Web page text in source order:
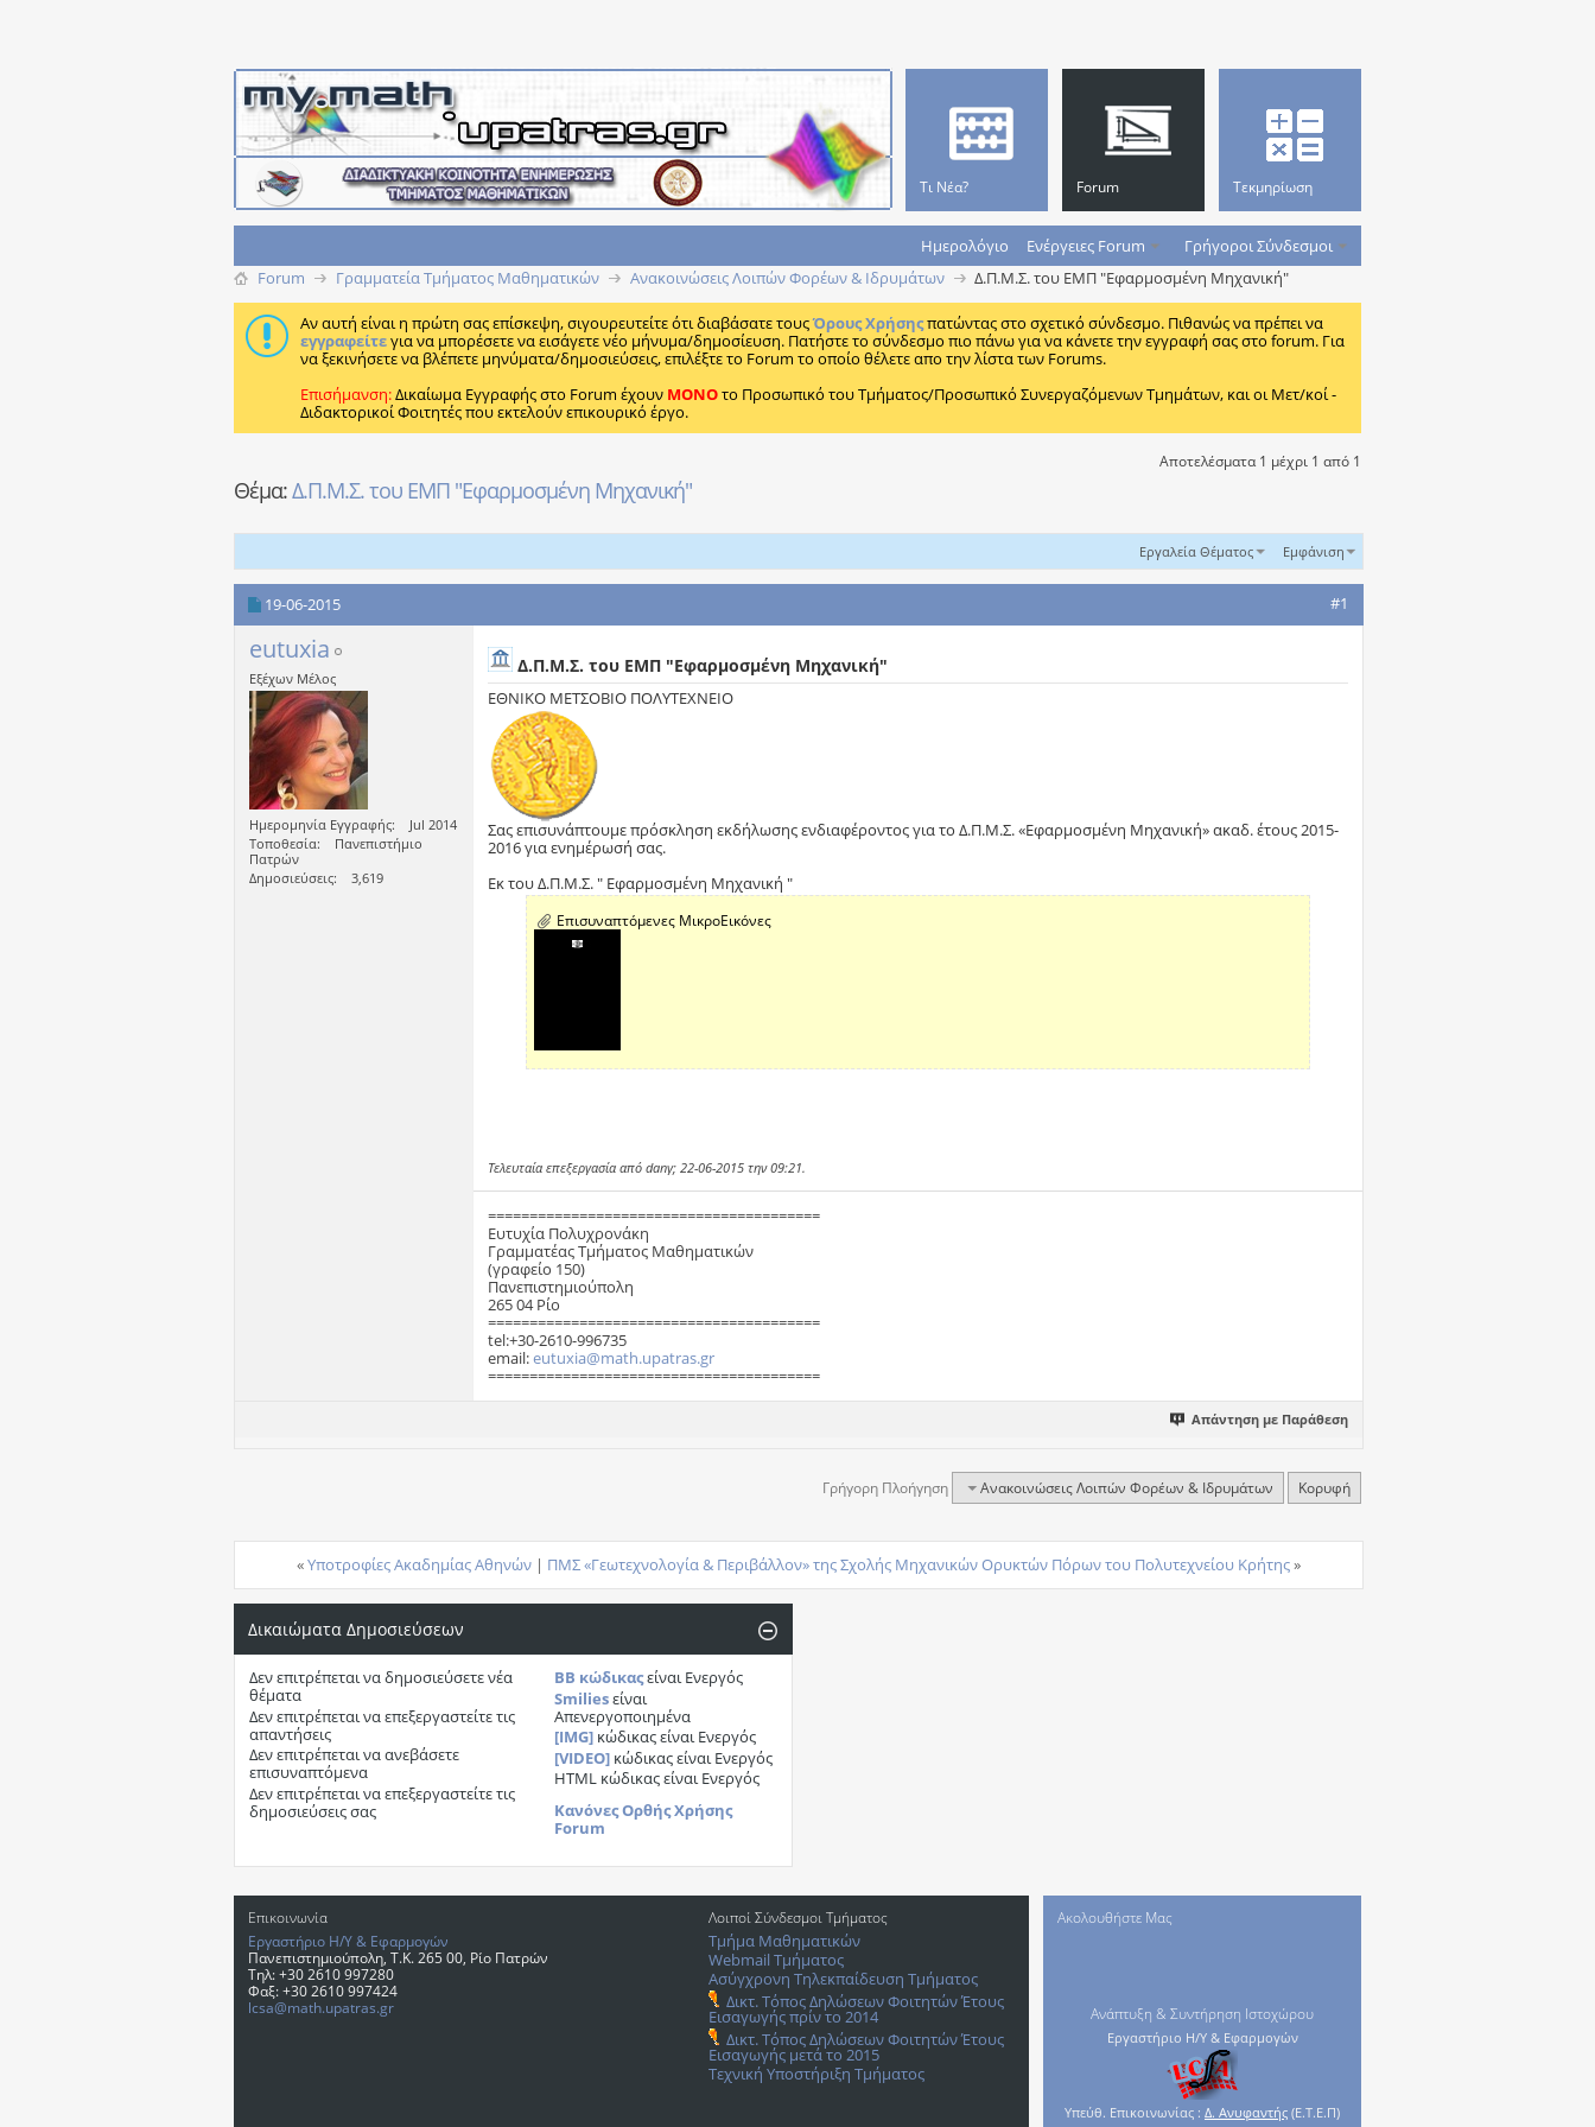
Τι Νέα? Forum
Ημερολόγιο Ενέργειες Forum Γρήγοροι Σύνδεσμοι
Τεκμηρίωση
Forum Γραμματεία Τμήματος Μαθηματικών Ανακοινώσεις Λοιπών Φορέων & Ιδρυμάτων Δ.Π.Μ.Σ. του ΕΜΠ "Εφαρμοσμένη Μηχανική"
Αν αυτή είναι η πρώτη σας επίσκεψη, σιγουρευτείτε ότι διαβάσατε τουςΌρους Χρήσηςπατώντας στο σχετικό σύνδεσμο. Πιθανώς να πρέπει να
εγγραφείτεγια να μπορέσετε να εισάγετε νέο μήνυμα/δημοσίευση. Πατήστε το σύνδεσμο πιο πάνω για να κάνετε την εγγραφή σας στο forum. Για
να ξεκινήσετε να βλέπετε μηνύματα/δημοσιεύσεις, επιλέξτε το Forum το οποίο θέλετε απο την λίστα των Forums.
Επισήμανση:Δικαίωμα Εγγραφής στο Forum έχουν MONOτο Προσωπικό του Τμήματος/Προσωπικό Συνεργαζόμενων Τμημάτων, και οι Μετ/κοί -
Διδακτορικοί Φοιτητές που εκτελούν επικουρικό έργο.
Αποτελέσματα 1 μέχρι 1 από 1
Θέμα:Δ.Π.Μ.Σ. του ΕΜΠ "Εφαρμοσμένη Μηχανική"
Εργαλεία Θέματος Εμφάνιση
19-06-2015 #1
eutuxia
Εξέχων Μέλος
Ημερομηνία Εγγραφής
Jul 2014
Τοποθεσία
Πανεπιστήμιο
Πατρών
Δημοσιεύσεις
3,619
Δ.Π.Μ.Σ. του ΕΜΠ "Εφαρμοσμένη Μηχανική"
ΕΘΝΙΚΟ ΜΕΤΣΟΒΙΟ ΠΟΛΥΤΕΧΝΕΙΟ
Σας επισυνάπτουμε πρόσκληση εκδήλωσης ενδιαφέροντος για το Δ.Π.Μ.Σ. «Εφαρμοσμένη Μηχανική» ακαδ. έτους 2015-
2016 για ενημέρωσή σας.
Εκ του Δ.Π.Μ.Σ. " Εφαρμοσμένη Μηχανική "
Επισυναπτόμενες ΜικροΕικόνες
Τελευταία επεξεργασία από dany; 22-06-2015 την09:21.
========================================
Ευτυχία Πολυχρονάκη
Γραμματέας Τμήματος Μαθηματικών
(γραφείο 150)
Πανεπιστημιούπολη
265 04 Ρίο
========================================
tel:+30-2610-996735
email:eutuxia@math.upatras.gr
========================================
Απάντηση με Παράθεση
Γρήγορη Πλοήγηση Ανακοινώσεις Λοιπών Φορέων & Ιδρυμάτων Κορυφή
«Υποτροφίες Ακαδημίας Αθηνών | ΠΜΣ «Γεωτεχνολογία & Περιβάλλον» της Σχολής Μηχανικών Ορυκτών Πόρων του Πολυτεχνείου Κρήτης»
Δικαιώματα Δημοσιεύσεων
Δεν επιτρέπεταινα δημοσιεύσετε νέα
θέματα
Δεν επιτρέπεταινα επεξεργαστείτε τις
απαντήσεις
Δεν επιτρέπεταινα ανεβάσετε
επισυναπτόμενα
Δεν επιτρέπεται να επεξεργαστείτε τις
δημοσιεύσεις σας
BB κώδικαςείναιΕνεργός
Smiliesείναι
Απενεργοποιημένα
[IMG]κώδικας είναιΕνεργός
[VIDEO]κώδικας είναι Ενεργός
HTML κώδικας είναιΕνεργός
Κανόνες Ορθής Χρήσης
Forum
Επικοινωνία
Εργαστήριο Η/Υ & Εφαρμογών
Πανεπιστημιούπολη, T.K. 265 00, Ρίο Πατρών
Τηλ: +30 2610 997280
Φαξ: +30 2610 997424
lcsa@math.upatras.gr
Λοιποί Σύνδεσμοι Τμήματος
Τμήμα Μαθηματικών
Webmail Τμήματος
Ασύγχρονη Τηλεκπαίδευση Τμήματος
Δικτ. Τόπος Δηλώσεων Φοιτητών Έτους
Εισαγωγής πρίν το 2014
Δικτ. Τόπος Δηλώσεων Φοιτητών Έτους
Εισαγωγής μετά το 2015
Τεχνική Υποστήριξη Τμήματος
Ακολουθήστε Μας
Ανάπτυξη & Συντήρηση Ιστοχώρου
Εργαστήριο Η/Υ & Εφαρμογών
Υπεύθ. Επικοινωνίας : Δ. Ανυφαντής (Ε.Τ.Ε.Π)